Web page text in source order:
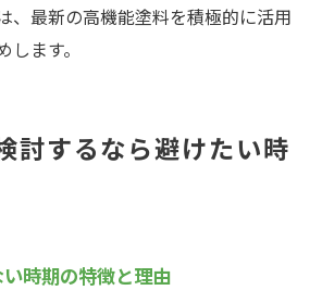
、最新の高機能塗料を積極的に活用
ます。
討するなら避けたい時
時期の特徴と理由